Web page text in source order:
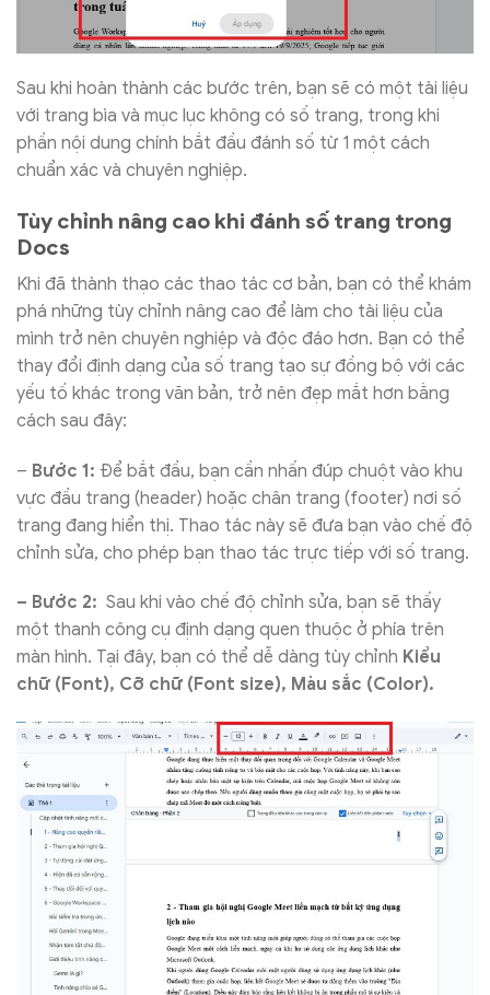
Sau khi hoàn thành các bước trên, bạn sẽ có một tài liệu
với trang bìa và mục lục không có số trang, trong khi
phần nội dung chính bắt đầu đánh số từ 1 một cách
chuẩn xác và chuyên nghiệp.
Tùy chỉnh nâng cao khi đánh số trang trong
Docs
Khi đã thành thạo các thao tác cơ bản, bạn có thể khám
phá những tùy chỉnh nâng cao để làm cho tài liệu của
mình trở nên chuyên nghiệp và độc đáo hơn. Bạn có thể
thay đổi định dạng của số trang tạo sự đồng bộ với các
yếu tố khác trong văn bản, trở nên đẹp mắt hơn bằng
cách sau đây:
– Bước 1: Để bắt đầu, bạn cần nhấn đúp chuột vào khu
vực đầu trang (header) hoặc chân trang (footer) nơi số
trang đang hiển thị. Thao tác này sẽ đưa bạn vào chế độ
chỉnh sửa, cho phép bạn thao tác trực tiếp với số trang.
– Bước 2: Sau khi vào chế độ chỉnh sửa, bạn sẽ thấy
một thanh công cụ định dạng quen thuộc ở phía trên
màn hình. Tại đây, bạn có thể dễ dàng tùy chỉnh Kiểu
chữ (Font), Cỡ chữ (Font size), Màu sắc (Color).